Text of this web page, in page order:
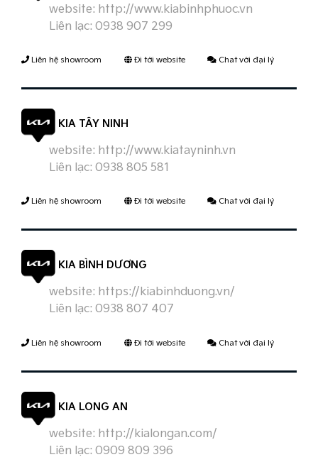
website: http://www.kiabinhphuoc.vn
Liên lạc: 0938 907 299
Liên hệ showroom Đi tới website Chat với đại lý
KIA TÂY NINH
website: http://www.kiatayninh.vn
Liên lạc: 0938 805 581
Liên hệ showroom Đi tới website Chat với đại lý
KIA BÌNH DƯƠNG
website: https://kiabinhduong.vn/
Liên lạc: 0938 807 407
Liên hệ showroom Đi tới website Chat với đại lý
KIA LONG AN
website: http://kialongan.com/
Liên lạc: 0909 809 396